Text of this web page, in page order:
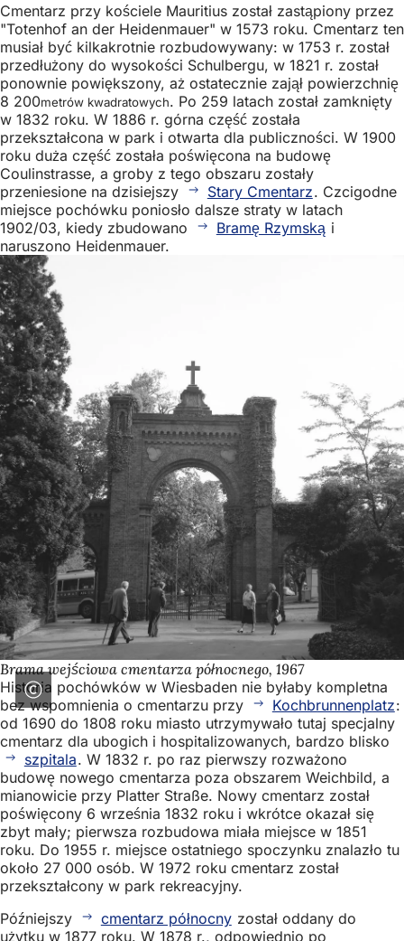
Cmentarz przy kościele Mauritius został zastąpiony przez
"Totenhof an der Heidenmauer" w 1573 roku. Cmentarz ten
musiał być kilkakrotnie rozbudowywany: w 1753 r. został
przedłużony do wysokości Schulbergu, w 1821 r. został
ponownie powiększony, aż ostatecznie zajął powierzchnię
8 200metrów kwadratowych. Po 259 latach został zamknięty
w 1832 roku. W 1886 r. górna część została
przekształcona w park i otwarta dla publiczności. W 1900
roku duża część została poświęcona na budowę
Coulinstrasse, a groby z tego obszaru zostały
przeniesione na dzisiejszy
Stary Cmentarz. Czcigodne
miejsce pochówku poniosło dalsze straty w latach
1902/03, kiedy zbudowano
Bramę Rzymską i
naruszono Heidenmauer.
Brama wejściowa cmentarza północnego, 1967
Historia pochówków w Wiesbaden nie byłaby kompletna
bez wspomnienia o cmentarzu przy
Kochbrunnenplatz:
od 1690 do 1808 roku miasto utrzymywało tutaj specjalny
cmentarz dla ubogich i hospitalizowanych, bardzo blisko
szpitala. W 1832 r. po raz pierwszy rozważono
budowę nowego cmentarza poza obszarem Weichbild, a
mianowicie przy Platter Straße. Nowy cmentarz został
poświęcony 6 września 1832 roku i wkrótce okazał się
zbyt mały; pierwsza rozbudowa miała miejsce w 1851
roku. Do 1955 r. miejsce ostatniego spoczynku znalazło tu
około 27 000 osób. W 1972 roku cmentarz został
przekształcony w park rekreacyjny.
Późniejszy
cmentarz północny został oddany do
użytku w 1877 roku. W 1878 r., odpowiednio po